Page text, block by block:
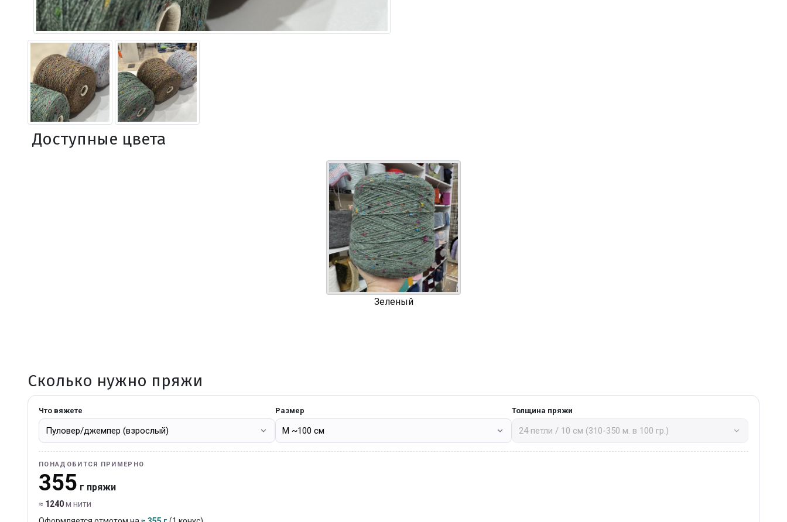
Доступные цвета
Зеленый
Сколько нужно пряжи
Что вяжете Размер Толщина пряжи
ПОНАДОБИТСЯ ПРИМЕРНО
355 г пряжи
≈ 1240м нити